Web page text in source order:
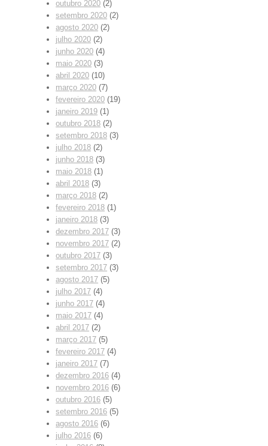
outubro 2020 (2)
setembro 2020 (2)
agosto 2020 (2)
julho 2020 (2)
junho 2020 (4)
maio 2020 (3)
abril 2020 (10)
março 2020 (7)
fevereiro 2020 (19)
janeiro 2019 (1)
outubro 2018 (2)
setembro 2018 (3)
julho 2018 (2)
junho 2018 (3)
maio 2018 (1)
abril 2018 (3)
março 2018 (2)
fevereiro 2018 (1)
janeiro 2018 (3)
dezembro 2017 (3)
novembro 2017 (2)
outubro 2017 (3)
setembro 2017 (3)
agosto 2017 (5)
julho 2017 (4)
junho 2017 (4)
maio 2017 (4)
abril 2017 (2)
março 2017 (5)
fevereiro 2017 (4)
janeiro 2017 (7)
dezembro 2016 (4)
novembro 2016 (6)
outubro 2016 (5)
setembro 2016 (5)
agosto 2016 (6)
julho 2016 (6)